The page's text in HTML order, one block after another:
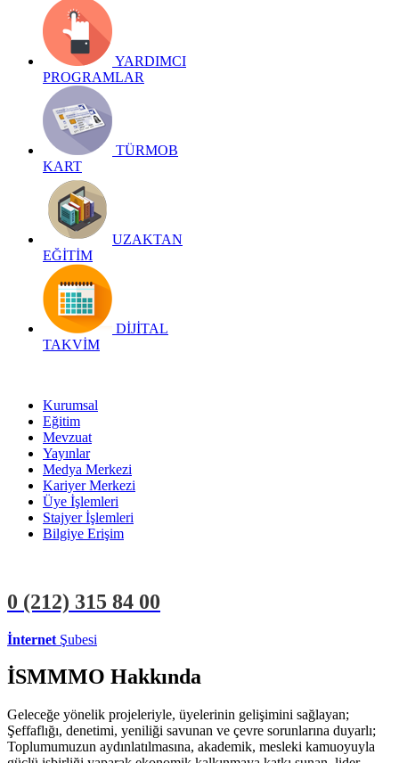
YARDIMCI
PROGRAMLAR
TÜRMOB
KART
UZAKTAN
EĞİTİM
DİJİTAL
TAKVİM
Kurumsal
Eğitim
Mevzuat
Yayınlar
Medya Merkezi
Kariyer Merkezi
Üye İşlemleri
Stajyer İşlemleri
Bilgiye Erişim
0 (212) 315 84 00
İnternet Şubesi
İSMMMO Hakkında
Geleceğe yönelik projeleriyle, üyelerinin gelişimini sağlayan;
Şeffaflığı, denetimi, yeniliği savunan ve çevre sorunlarına duyarlı;
Toplumumuzun aydınlatılmasına, akademik, mesleki kamuoyuyla